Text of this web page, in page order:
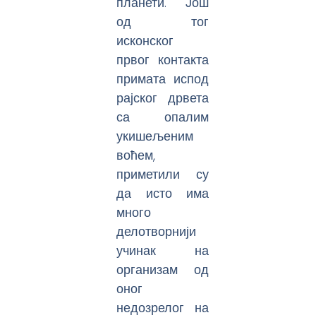
од тог
исконског
првог контакта
примата испод
рајског дрвета
са опалим
укишељеним
воћем,
приметили су
да исто има
много
делотворнији
учинак на
организам од
оног
недозрелог на